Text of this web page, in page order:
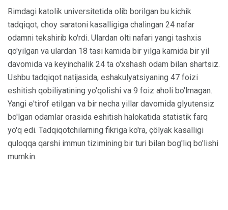
Rimdagi katolik universitetida olib borilgan bu kichik
tadqiqot, choy saratoni kasalligiga chalingan 24 nafar
odamni tekshirib ko'rdi. Ulardan olti nafari yangi tashxis
qo'yilgan va ulardan 18 tasi kamida bir yilga kamida bir yil
davomida va keyinchalik 24 ta o'xshash odam bilan shartsiz.
Ushbu tadqiqot natijasida, eshakulyatsiyaning 47 foizi
eshitish qobiliyatining yo'qolishi va 9 foiz aholi bo'lmagan.
Yangi e'tirof etilgan va bir necha yillar davomida glyutensiz
bo'lgan odamlar orasida eshitish halokatida statistik farq
yo'q edi. Tadqiqotchilarning fikriga ko'ra, çölyak kasalligi
quloqqa qarshi immun tizimining bir turi bilan bog'liq bo'lishi
mumkin.